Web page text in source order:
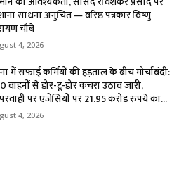
साधना अनुचित — वरिष्ठ पत्रकार विष्णु
चौबे
4, 2026
में सफाई कर्मियों की हड़ताल के बीच मोर्चाबंदी:
वाहनों से डोर-टू-डोर कचरा उठाव जारी,
पर एजेंसियों पर 21.95 करोड़ रुपये का...
4, 2026